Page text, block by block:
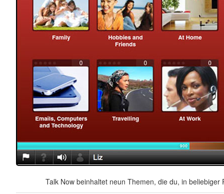
Talk Now beinhaltet neun Themen, die du, in